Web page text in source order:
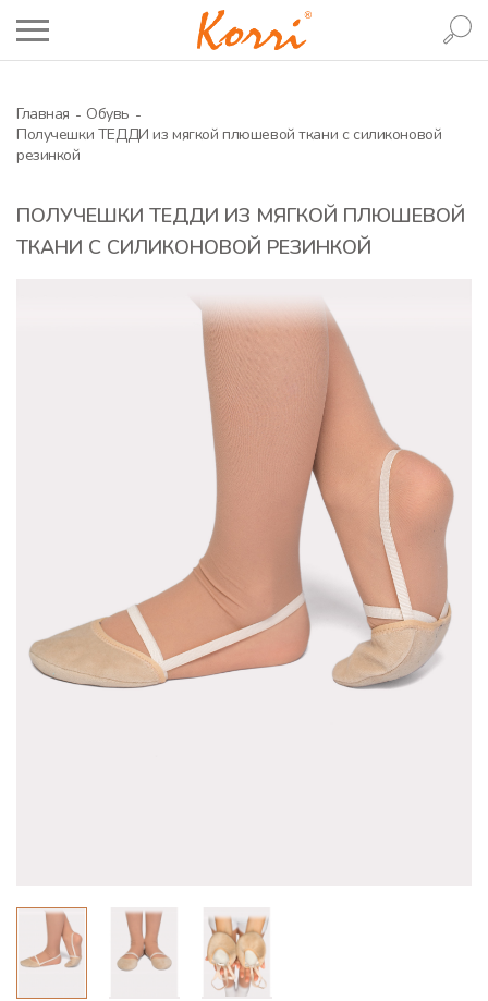
Главная
Обувь
Получешки ТЕДДИ из мягкой плюшевой ткани с силиконовой
резинкой
ПОЛУЧЕШКИ ТЕДДИ ИЗ МЯГКОЙ ПЛЮШЕВОЙ
ТКАНИ С СИЛИКОНОВОЙ РЕЗИНКОЙ